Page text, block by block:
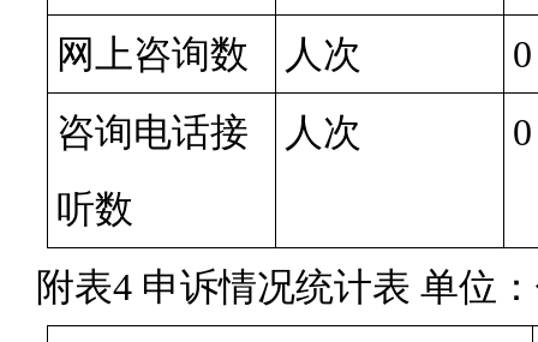
网上咨询数 人次
0
咨询电话接
听数
人次 0
附表4 申诉情况统计表 单位